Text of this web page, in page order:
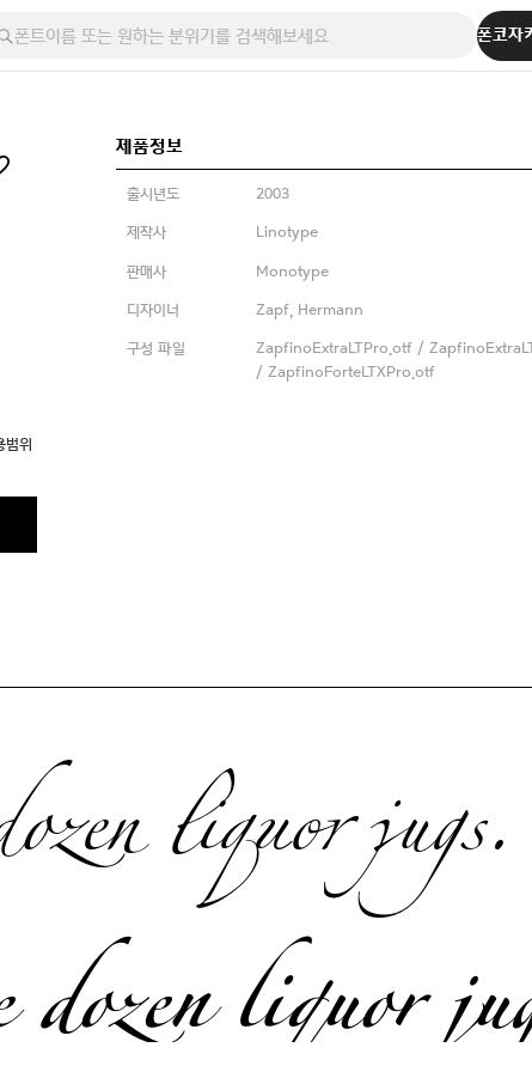
폰코자
제품정보
출시년도 2003
제작사 Linotype
판매사 Monotype
디자이너 Zapf, Hermann
구성 파일
ZapfinoExtraLTPro.otf /
/ ZapfinoForteLTXPro.otf
범위
liquor jugs.
liquor